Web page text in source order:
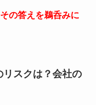
その答えを鵜呑みに
スクは？会社の